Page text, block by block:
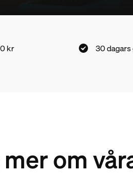
kr 30
om